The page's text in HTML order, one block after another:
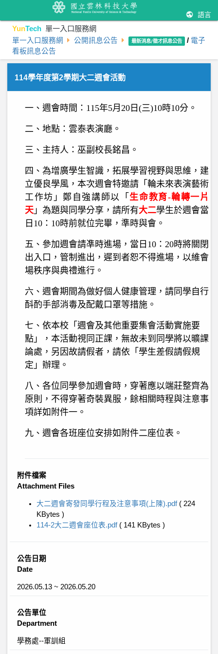
語言
YunTech 單一入口服務網
單一入口服務網 公開訊息公告 最新消息/徵才訊息公告 / 電子
看板訊息公告
114學年度第2學期大二週會活動
一、週會時間：115年5月20日(三)10時10分。
二、地點：雲泰表演廳。
三、主持人：巫副校長銘昌。
四、為增廣學生智識，拓展學習視野與思維，建
立優良學風，本次週會特邀請 「輪未來表演藝術
工作坊」鄭自強講師以「 生命教育-輪轉一片
天」為題與同學分享，請所有大二學生於週會當
日10：10時前就位完畢，準時與會。
五、參加週會請凖時進場，當日10：20時將關閉
出入口，管制進出，遲到者恕不得進場，以維會
場秩序與典禮進行。
六、 週會期間為做好個人健康管理，請同學自行
酙酌手部消毒及配戴口罩等措施。
七、依本校「週會及其他重要集會活動實施要
點」，本活動視同正課，無故未到同學將以曠課
論處，另因故請假者，請依「學生差假請假規
定」辦理。
八、各位同學參加週會時，穿著應以端莊整齊為
原則，不得穿著奇裝異服，餘相關時程與注意事
項詳如附件一。
九、週會各班座位安排如附件二座位表。
附件檔案
Attachment Files
大二週會寄發同學行程及注意事項(上陳).pdf ( 224
KBytes )
114-2大二週會座位表.pdf ( 141 KBytes )
公告日期
Date
2026.05.13 ~ 2026.05.20
公告單位
Department
學務處--軍訓組